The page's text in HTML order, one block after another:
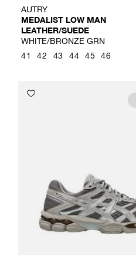
AUTRY
MEDALIST LOW MAN
LEATHER/SUEDE
WHITE/BRONZE GRN
41 42 43 44 45 46